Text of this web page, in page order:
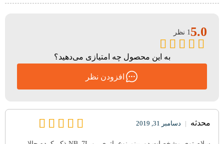
محدثه | دسامبر 31, 2019
5.01 نظر
به این محصول چه امتیازی می‌دهید؟
افزودن نظر